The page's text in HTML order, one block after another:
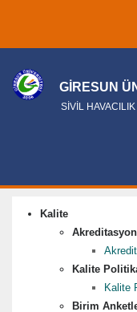
GİRESUN
SİVİL
Kalite
Akreditasyon
Kalite
Kalite
Birim